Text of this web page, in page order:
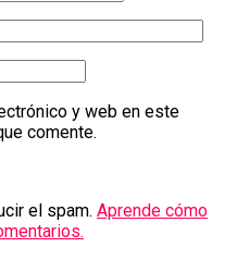
y web en este
comente.
el spam. Aprende cómo